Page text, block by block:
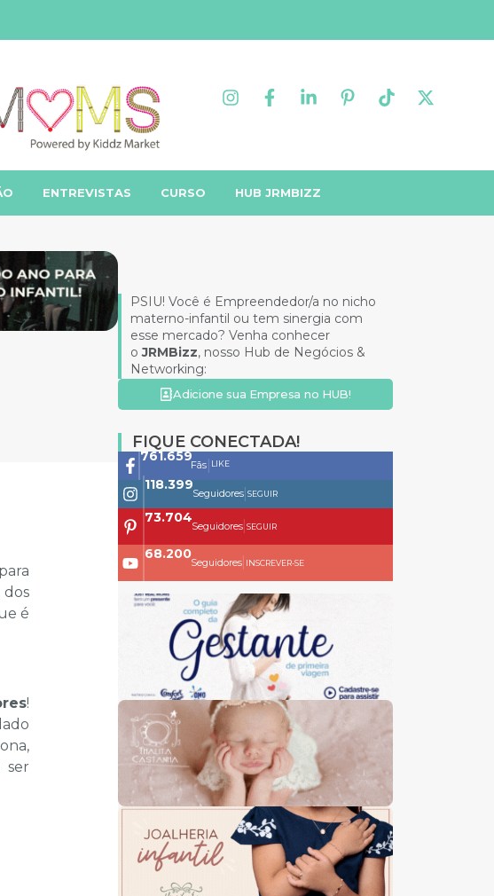
ENTREVISTAS CURSO HUB JRMBIZZ
dos
é
!
ser
PSIU! Você é Empreendedor/a no nicho
materno-infantil ou tem sinergia com
esse mercado? Venha conhecer
oJRMBizz, nosso Hub de Negócios &
Networking:
Adicione sua Empresa no HUB!
FIQUE CONECTADA!
761.659
Fãs LIKE
118.399
Seguidores| SEGUIR
73.704
Seguidores| SEGUIR
68.200
Seguidores| INSCREVER-SE